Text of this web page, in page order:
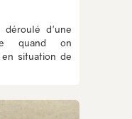
déroulé d'une
quand on
en situation de